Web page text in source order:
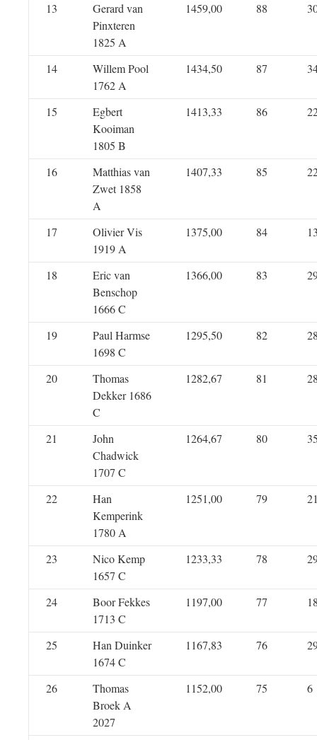
13
Gerard van
Pinxteren
1825 A
1459,00 88
14
Willem Pool
1762 A
1434,50 87
15
Egbert
Kooiman
1805 B
1413,33 86
16
Matthias van
Zwet 1858
A
1407,33 85
17
Olivier Vis
1919 A
1375,00 84
18
Eric van
Benschop
1666 C
1366,00 83
19
Paul Harmse
1698 C
1295,50 82
20
Thomas
Dekker 1686
C
1282,67 81
21
John
Chadwick
1707 C
1264,67 80
22
Han
Kemperink
1780 A
1251,00 79
23
Nico Kemp
1657 C
1233,33 78
24
Boor Fekkes
1713 C
1197,00 77
25
Han Duinker
1674 C
1167,83 76
26
Thomas
Broek A
2027
1152,00 75 6